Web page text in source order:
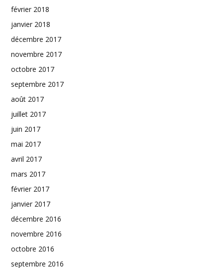
février 2018
janvier 2018
décembre 2017
novembre 2017
octobre 2017
septembre 2017
août 2017
juillet 2017
juin 2017
mai 2017
avril 2017
mars 2017
février 2017
janvier 2017
décembre 2016
novembre 2016
octobre 2016
septembre 2016